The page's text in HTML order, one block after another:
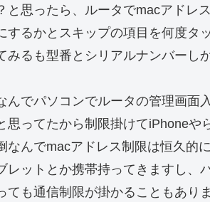
と思ったら、ルータでmacアドレ
するかとスキップの項目を何度タ
みるも型番とシリアルナンバーし
んでパソコンでルータの管理画面
思ってたから制限掛けてiPhone
なんでmacアドレス制限は恒久的
レットとか携帯持ってきますし、
ても通信制限が掛かることもあり